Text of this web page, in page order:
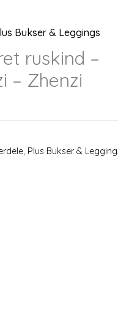
Bukser & Leggings
ruskind –
– Zhenzi
, Plus Bukser &